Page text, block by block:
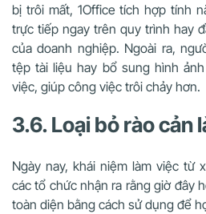
bị trôi mất, 1Office tích hợp tính
trực tiếp ngay trên quy trình hay
của doanh nghiệp. Ngoài ra,
tệp tài liệu hay bổ sung hình
việc, giúp công việc trôi chảy hơn.
3.6. Loại bỏ rào cản
Ngày nay, khái niệm làm việc từ
các tổ chức nhận ra rằng giờ đây
toàn diện bằng cách sử dụng để